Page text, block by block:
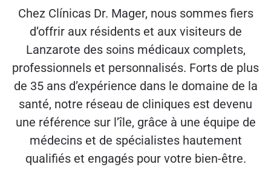
Chez Clínicas Dr. Mager, nous sommes fiers
d’offrir aux résidents et aux visiteurs de
Lanzarote des soins médicaux complets,
professionnels et personnalisés. Forts de plus
de 35 ans d’expérience dans le domaine de la
santé, notre réseau de cliniques est devenu
une référence sur l’île, grâce à une équipe de
médecins et de spécialistes hautement
qualifiés et engagés pour votre bien-être.